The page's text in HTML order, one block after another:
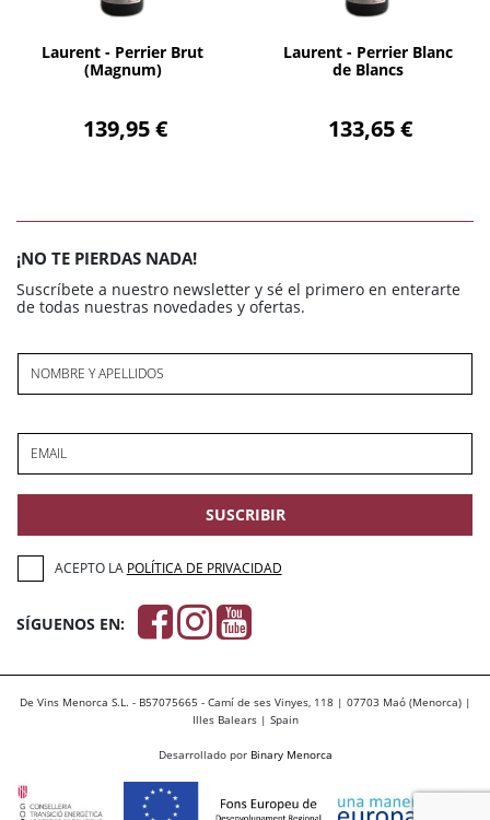
Laurent - Perrier Brut
(Magnum)
139,95 €
AÑADIR
Laurent - Perrier Blanc
de Blancs
133,65 €
AÑADIR
¡NO TE PIERDAS NADA!
Suscríbete a nuestro newsletter y sé el primero en enterarte
de todas nuestras novedades y ofertas.
NOMBRE Y APELLIDOS
EMAIL
SUSCRIBIR
ACEPTO LA POLÍTICA DE PRIVACIDAD
SÍGUENOS EN:
De Vins Menorca S.L. - B57075665 - Camí de ses Vinyes, 118 | 07703 Maó (Menorca) |
Illes Balears | Spain
Desarrollado por Binary Menorca